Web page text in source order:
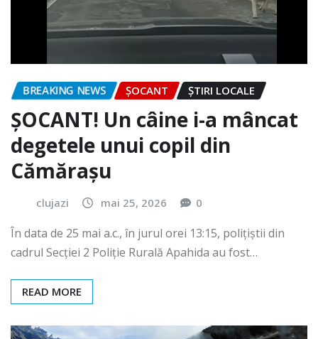
BREAKING NEWS ȘOCANT ȘTIRI LOCALE
ȘOCANT! Un câine i-a mâncat
degetele unui copil din
Cămărașu
clujazi mai 25, 2026 0
În data de 25 mai a.c., în jurul orei 13:15, polițiștii din
cadrul Secției 2 Poliție Rurală Apahida au fost…
READ MORE